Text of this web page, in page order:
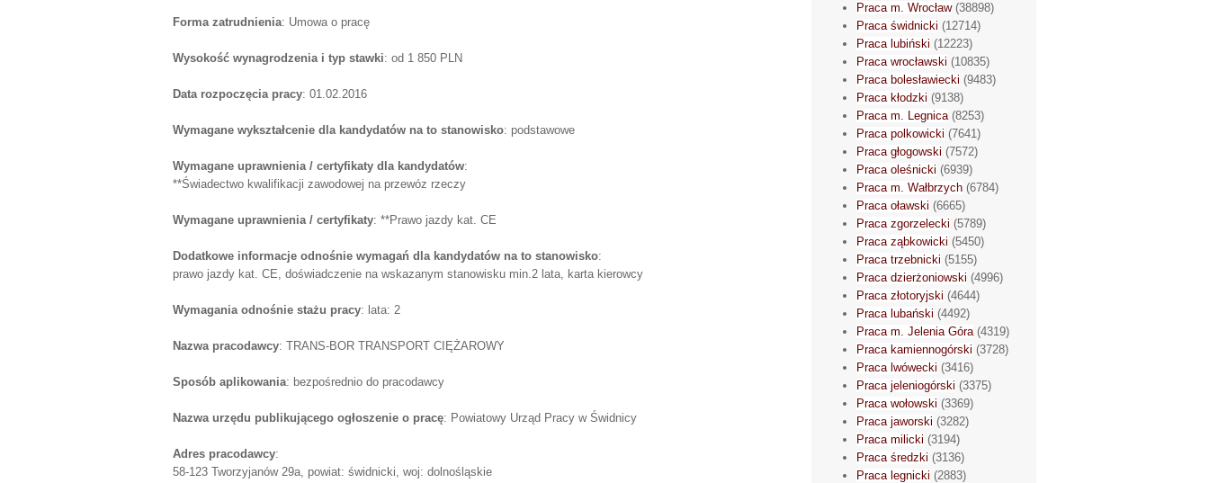
Forma zatrudnienia: Umowa o pracę
Wysokość wynagrodzenia i typ stawki: od 1 850 PLN
Data rozpoczęcia pracy: 01.02.2016
Wymagane wykształcenie dla kandydatów na to stanowisko: podstawowe
Wymagane uprawnienia / certyfikaty dla kandydatów:
**Świadectwo kwalifikacji zawodowej na przewóz rzeczy
Wymagane uprawnienia / certyfikaty: **Prawo jazdy kat. CE
Dodatkowe informacje odnośnie wymagań dla kandydatów na to stanowisko:
prawo jazdy kat. CE, doświadczenie na wskazanym stanowisku min.2 lata, karta kierowcy
Wymagania odnośnie stażu pracy: lata: 2
Nazwa pracodawcy: TRANS-BOR TRANSPORT CIĘŻAROWY
Sposób aplikowania: bezpośrednio do pracodawcy
Nazwa urzędu publikującego ogłoszenie o pracę: Powiatowy Urząd Pracy w Świdnicy
Adres pracodawcy:
58-123 Tworzyjanów 29a, powiat: świdnicki, woj: dolnośląskie
Praca m. Wrocław(38898)
Praca świdnicki (12714)
Praca lubiński (12223)
Praca wrocławski (10835)
Praca bolesławiecki (9483)
Praca kłodzki (9138)
Praca m. Legnica(8253)
Praca polkowicki (7641)
Praca głogowski (7572)
Praca oleśnicki (6939)
Praca m. Wałbrzych (6784)
Praca oławski (6665)
Praca zgorzelecki (5789)
Praca ząbkowicki (5450)
Praca trzebnicki (5155)
Praca dzierżoniowski (4996)
Praca złotoryjski (4644)
Praca lubański (4492)
Praca m. Jelenia Góra(4319)
Praca kamiennogórski (3728)
Praca lwówecki (3416)
Praca jeleniogórski (3375)
Praca wołowski (3369)
Praca jaworski (3282)
Praca milicki (3194)
Praca średzki (3136)
Praca legnicki (2883)